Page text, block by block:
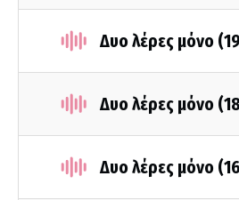
Δυο λέρες μόνο
Δυο λέρες μόνο
Δυο λέρες μόνο